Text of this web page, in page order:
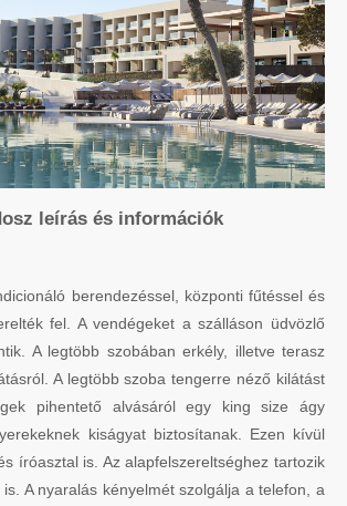
leírás és információk
berendezéssel, központi fűtéssel és
fel. A vendégeket a szálláson üdvözlő
A legtöbb szobában erkély, illetve terasz
A legtöbb szoba tengerre néző kilátást
pihentető alvásáról egy king size ágy
kiságyat biztosítanak. Ezen kívül
íróasztal is. Az alapfelszereltséghez tartozik
A nyaralás kényelmét szolgálja a telefon, a